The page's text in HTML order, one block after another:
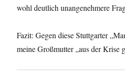
wohl deutlich unangenehmere
Fazit: Gegen diese Stuttgarter
meine Großmutter „aus der Krise